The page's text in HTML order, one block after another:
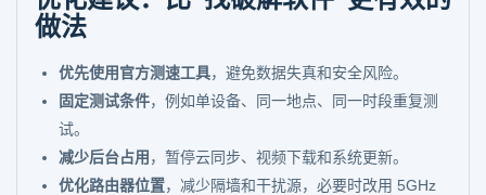
做法
优先使用官方测速工具，避免数据失真和安全风险。
固定测试条件，例如单设备、同一地点、同一时段重复测
试。
减少后台占用 ，暂停云同步、视频下载和系统更新。
优化路由器位置，减少隔墙和干扰源，必要时改用 5GHz